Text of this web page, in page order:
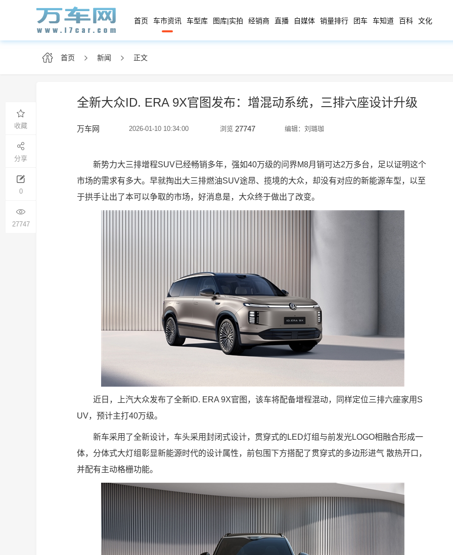
首页 车市资讯 车型库 图库|实拍 经销商 直播 自媒体 销量排行 团车 车知道 百科 文化
首页 新闻 正文
全新大众ID. ERA 9X官图发布：增混动系统，三排六座设计升级
万车网 2026-01-10 10:34:00 浏览 27747 编辑：刘璐珈
收藏
分享
0
27747
新势力大三排增程SUV已经畅销多年，强如40万级的问界M8月销可达2万多台，足以证明这个
市场的需求有多大。 早就掏出大三排燃油SUV途昂、揽境的大众，却没有对应的新能源车型，以至
于拱手让出了本可以争取的市场，好消息是，大众终于做出了改变。
近日，上汽大众发布了全新ID. ERA 9X官图，该车将配备增程混动，同样定位三排六座家用S
UV，预计主打40万级。
新车采用了全新设计，车头采用封闭式设计，贯穿式的LED灯组与前发光LOGO相融合形成一
体，分体式大灯组彰显新能源时代的设计属性，前包围下方搭配了贯穿式的多边形进气 散热开口，
并配有主动格栅功能。